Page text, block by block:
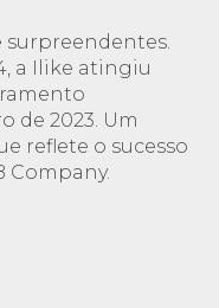
surpreendentes.
a Ilike atingiu
de 2023. Um
reflete o sucesso
Company.